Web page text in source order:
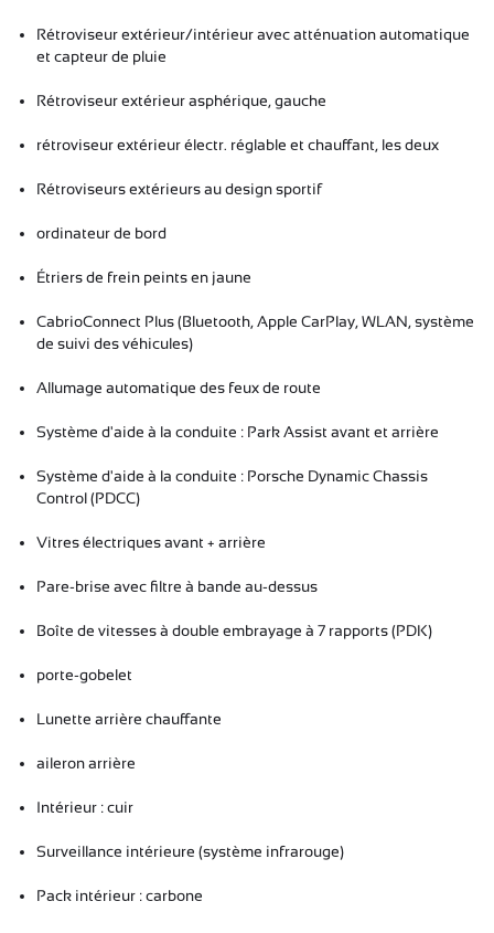
Rétroviseur extérieur/intérieur avec atténuation automatique
et capteur de pluie
Rétroviseur extérieur asphérique, gauche
rétroviseur extérieur électr. réglable et chauffant, les deux
Rétroviseurs extérieurs au design sportif
ordinateur de bord
Étriers de frein peints en jaune
CabrioConnect Plus (Bluetooth, Apple CarPlay, WLAN, système
de suivi des véhicules)
Allumage automatique des feux de route
Système d'aide à la conduite : Park Assist avant et arrière
Système d'aide à la conduite : Porsche Dynamic Chassis
Control (PDCC)
Vitres électriques avant + arrière
Pare-brise avec filtre à bande au-dessus
Boîte de vitesses à double embrayage à 7 rapports (PDK)
porte-gobelet
Lunette arrière chauffante
aileron arrière
Intérieur : cuir
Surveillance intérieure (système infrarouge)
Pack intérieur : carbone